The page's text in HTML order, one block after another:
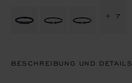
+ 7
BESCHREIBUNG UND DETAILS